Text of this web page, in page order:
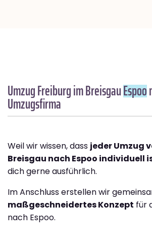
Umzug Freiburg im BreisgauEspoo
Umzugsfirma
Weil wir wissen, dass jeder Umzug
Breisgau nach Espoo individuell
dich gerne ausführlich.
Im Anschluss erstellen wir
maßgeschneidertes Konzept für
nach Espoo.